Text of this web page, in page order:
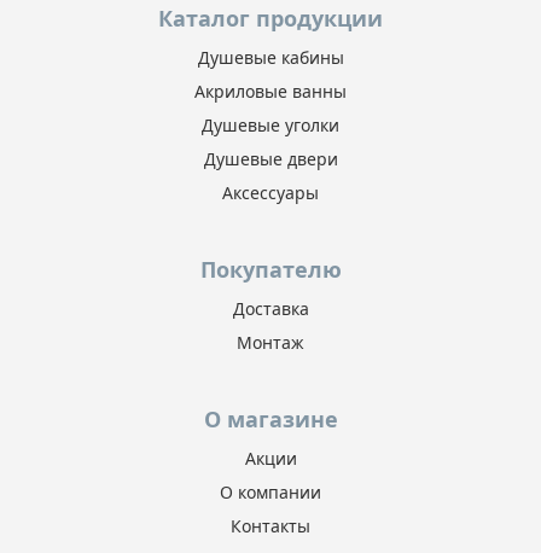
Каталог продукции
Душевые кабины
Акриловые ванны
Душевые уголки
Душевые двери
Аксессуары
Покупателю
Доставка
Монтаж
О магазине
Акции
О компании
Контакты